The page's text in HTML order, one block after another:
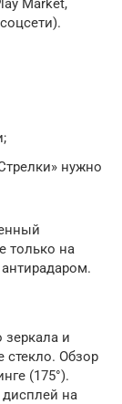
Market,
нужно
только на
и
стекло. Обзор
(175°).
на